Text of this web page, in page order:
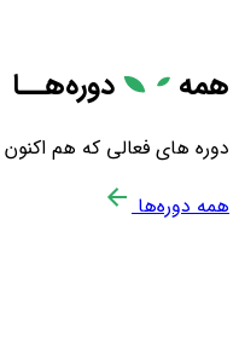
همه دوره‌هــا
دوره های فعالی که هم
همه دوره‌ها